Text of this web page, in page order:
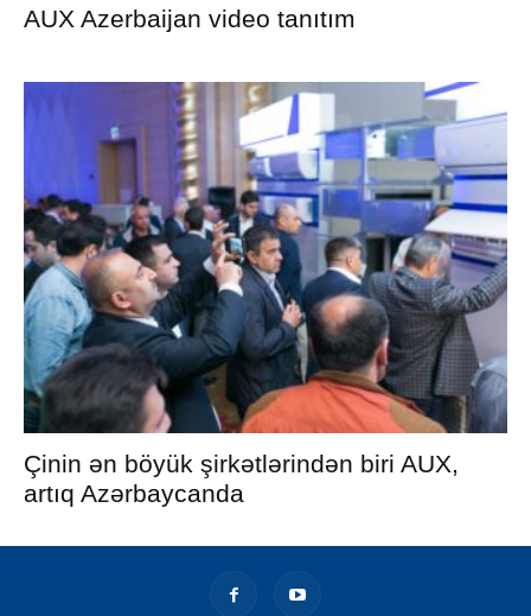
AUX Azerbaijan video tanıtım
Çinin ən böyük şirkətlərindən biri AUX,
artıq Azərbaycanda